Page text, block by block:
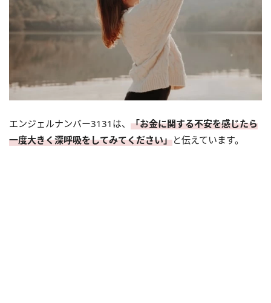
エンジェルナンバー3131は、 「お金に関する不安を感じたら
一度大きく深呼吸をしてみてください」と伝えています。